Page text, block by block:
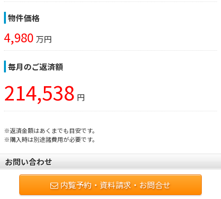
物件価格
4,980 万円
毎月のご返済額
214,538 円
※返済金額はあくまでも目安です。
※購入時は別途諸費用が必要です。
お問い合わせ
内覧予約・資料請求・お問合せ